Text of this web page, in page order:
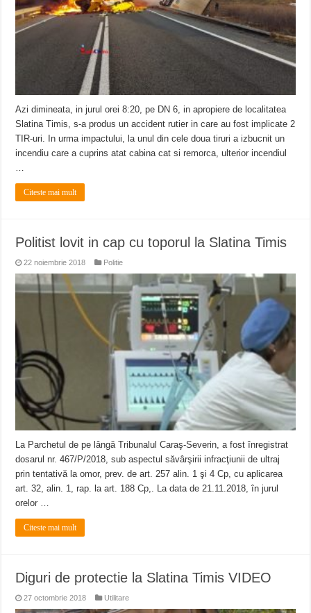
Azi dimineata, in jurul orei 8:20, pe DN 6, in apropiere de localitatea
Slatina Timis, s-a produs un accident rutier in care au fost implicate 2
TIR-uri. In urma impactului, la unul din cele doua tiruri a izbucnit un
incendiu care a cuprins atat cabina cat si remorca, ulterior incendiul
…
Citeste mai mult
Politist lovit in cap cu toporul la Slatina Timis
22 noiembrie 2018 Politie
La Parchetul de pe lângă Tribunalul Caraş-Severin, a fost înregistrat
dosarul nr. 467/P/2018, sub aspectul săvârşirii infracţiunii de ultraj
prin tentativă la omor, prev. de art. 257 alin. 1 şi 4 Cp, cu aplicarea
art. 32, alin. 1, rap. la art. 188 Cp,. La data de 21.11.2018, în jurul
orelor …
Citeste mai mult
Diguri de protectie la Slatina Timis VIDEO
27 octombrie 2018 Utilitare